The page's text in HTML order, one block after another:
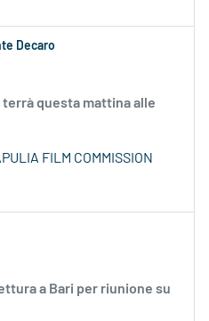
Decaro
questa mattina alle
FILM COMMISSION
a Bari per riunione su